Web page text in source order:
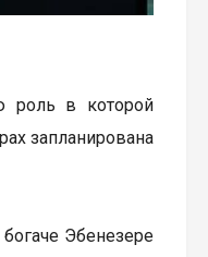
роль в которой
запланирована
Эбенезере